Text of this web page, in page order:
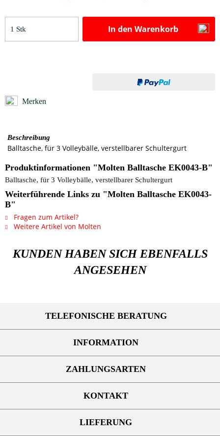
In den Warenkorb
Merken
Beschreibung
Balltasche, für 3 Volleybälle, verstellbarer Schultergurt
Produktinformationen "Molten Balltasche EK0043-B"
Balltasche, für 3 Volleybälle, verstellbarer Schultergurt
Weiterführende Links zu "Molten Balltasche EK0043-
B"
Fragen zum Artikel?
Weitere Artikel von Molten
KUNDEN HABEN SICH EBENFALLS
ANGESEHEN
TELEFONISCHE BERATUNG
INFORMATION
ZAHLUNGSARTEN
KONTAKT
LIEFERUNG